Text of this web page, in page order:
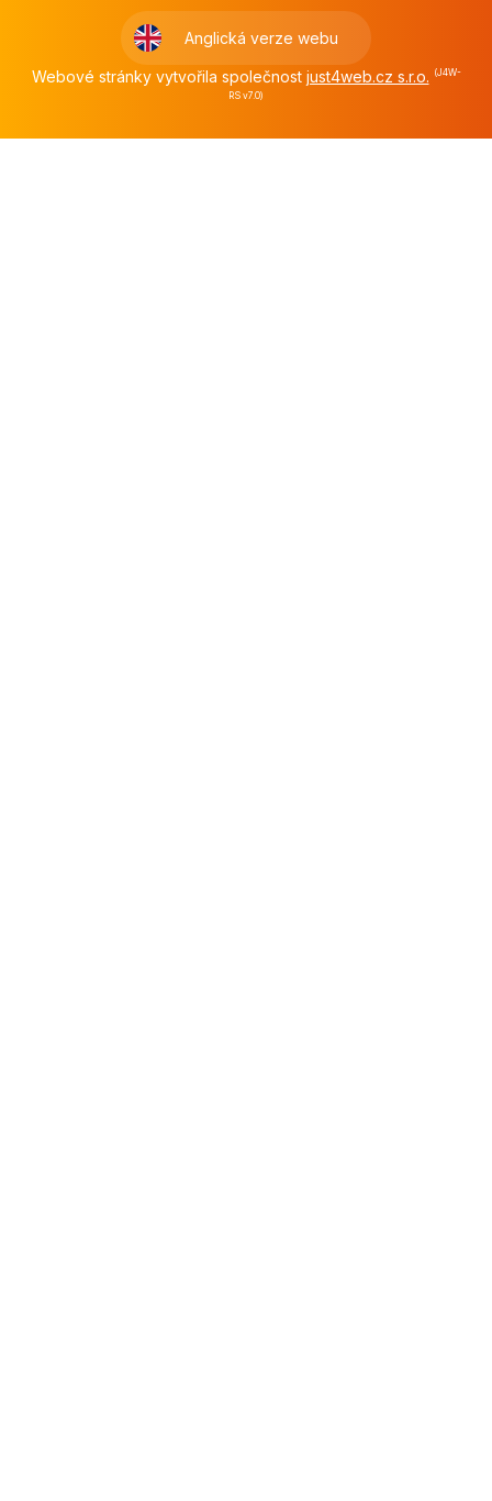
Anglická verze webu
Webové stránky vytvořila společnost just4web.cz s.r.o. (J4W-
RS v7.0)